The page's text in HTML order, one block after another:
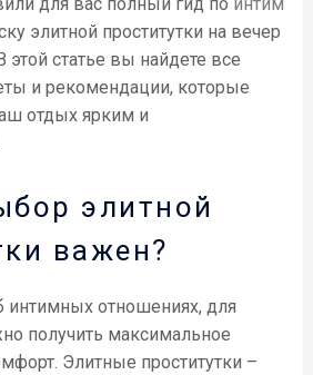
элитной проститутки на вечер
этой статье вы найдете все
и рекомендации, которые
отдых ярким и
элитной
важен?
интимных отношениях, для
получить максимальное
Элитные проститутки –